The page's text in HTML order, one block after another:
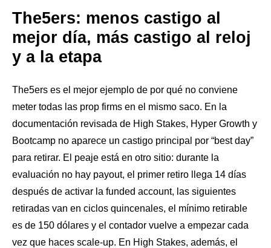
The5ers: menos castigo al
mejor día, más castigo al reloj
y a la etapa
The5ers es el mejor ejemplo de por qué no conviene
meter todas las prop firms en el mismo saco. En la
documentación revisada de High Stakes, Hyper Growth y
Bootcamp no aparece un castigo principal por “best day”
para retirar. El peaje está en otro sitio: durante la
evaluación no hay payout, el primer retiro llega 14 días
después de activar la funded account, las siguientes
retiradas van en ciclos quincenales, el mínimo retirable
es de 150 dólares y el contador vuelve a empezar cada
vez que haces scale-up. En High Stakes, además, el